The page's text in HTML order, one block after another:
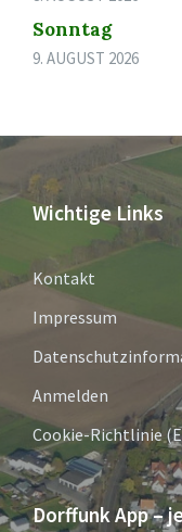
Sonntag
9. AUGUST 2026
Wichtige Links
Kontakt
Impressum
Anmelden
Cookie-Richtlinie
Dorffunk App –